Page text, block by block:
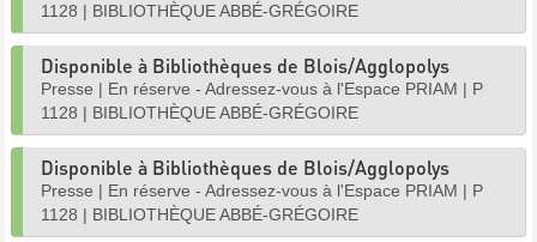
1128 | BIBLIOTHÈQUE ABBÉ-GRÉGOIRE
Disponible à Bibliothèques de Blois/Agglopolys
Presse | En réserve - Adressez-vous à l'Espace PRIAM | P
1128 | BIBLIOTHÈQUE ABBÉ-GRÉGOIRE
Disponible à Bibliothèques de Blois/Agglopolys
Presse | En réserve - Adressez-vous à l'Espace PRIAM | P
1128 | BIBLIOTHÈQUE ABBÉ-GRÉGOIRE